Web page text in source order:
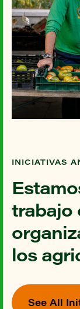
INICIATIVAS
trabajo
los
See All